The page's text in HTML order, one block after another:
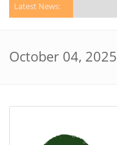
Latest News:
October 04, 2025